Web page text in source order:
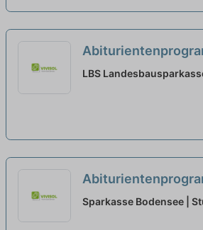
Bankkaufmann
LBS
Bankkaufmann
Sparkasse Bodensee |